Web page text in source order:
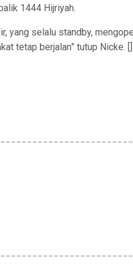
1444 Hijriyah.
yang selalu standby,
tetap berjalan” tutup Nicke. []